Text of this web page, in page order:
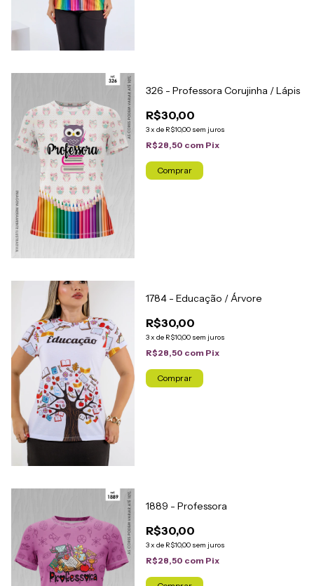
326 - Professora Corujinha / Lápis
R$30,00
3x de R$10,00 sem juros
R$28,50 com Pix
Comprar
1784 - Educação / Árvore
R$30,00
3x de R$10,00 sem juros
R$28,50 com Pix
Comprar
1889 - Professora
R$30,00
3x de R$10,00 sem juros
R$28,50 com Pix